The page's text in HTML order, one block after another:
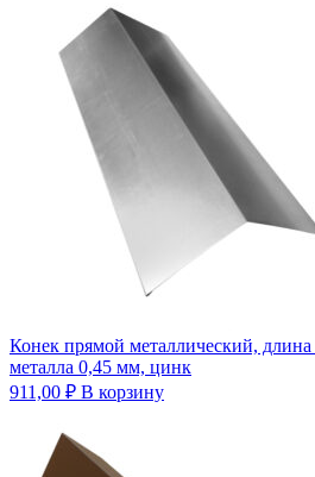
Конек прямой металлический,
металла 0,45 мм, цинк
911,00 ₽ В корзину